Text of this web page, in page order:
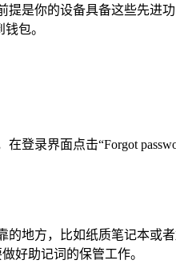
是你的设备具备这些先
包。
录界面点击“Forgot
地方，比如纸质笔记本或
好助记词的保管工作。